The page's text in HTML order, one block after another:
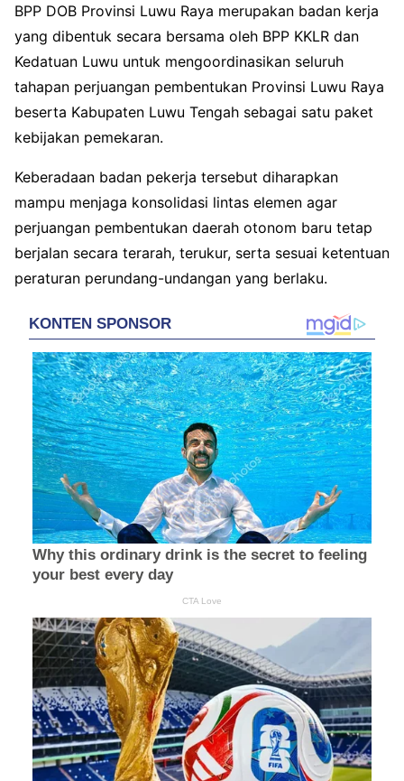
BPP DOB Provinsi Luwu Raya merupakan badan kerja
yang dibentuk secara bersama oleh BPP KKLR dan
Kedatuan Luwu untuk mengoordinasikan seluruh
tahapan perjuangan pembentukan Provinsi Luwu Raya
beserta Kabupaten Luwu Tengah sebagai satu paket
kebijakan pemekaran.
Keberadaan badan pekerja tersebut diharapkan
mampu menjaga konsolidasi lintas elemen agar
perjuangan pembentukan daerah otonom baru tetap
berjalan secara terarah, terukur, serta sesuai ketentuan
peraturan perundang-undangan yang berlaku.